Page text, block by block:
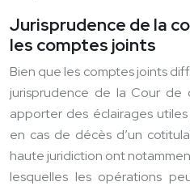
Jurisprudence de la
les comptes joints
Bien que les comptes joints
jurisprudence de la Cour de
apporter des éclairages
en cas de décès d’un
haute juridiction ont
lesquelles les opérations